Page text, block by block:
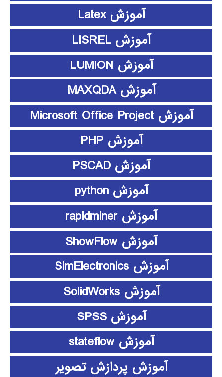
آموزش Latex
آموزش LISREL
آموزش LUMION
آموزش MAXQDA
آموزش Microsoft Office Project
آموزش PHP
آموزش PSCAD
آموزش python
آموزش rapidminer
آموزش ShowFlow
آموزش SimElectronics
آموزش SolidWorks
آموزش SPSS
آموزش stateflow
آموزش پردازش تصویر